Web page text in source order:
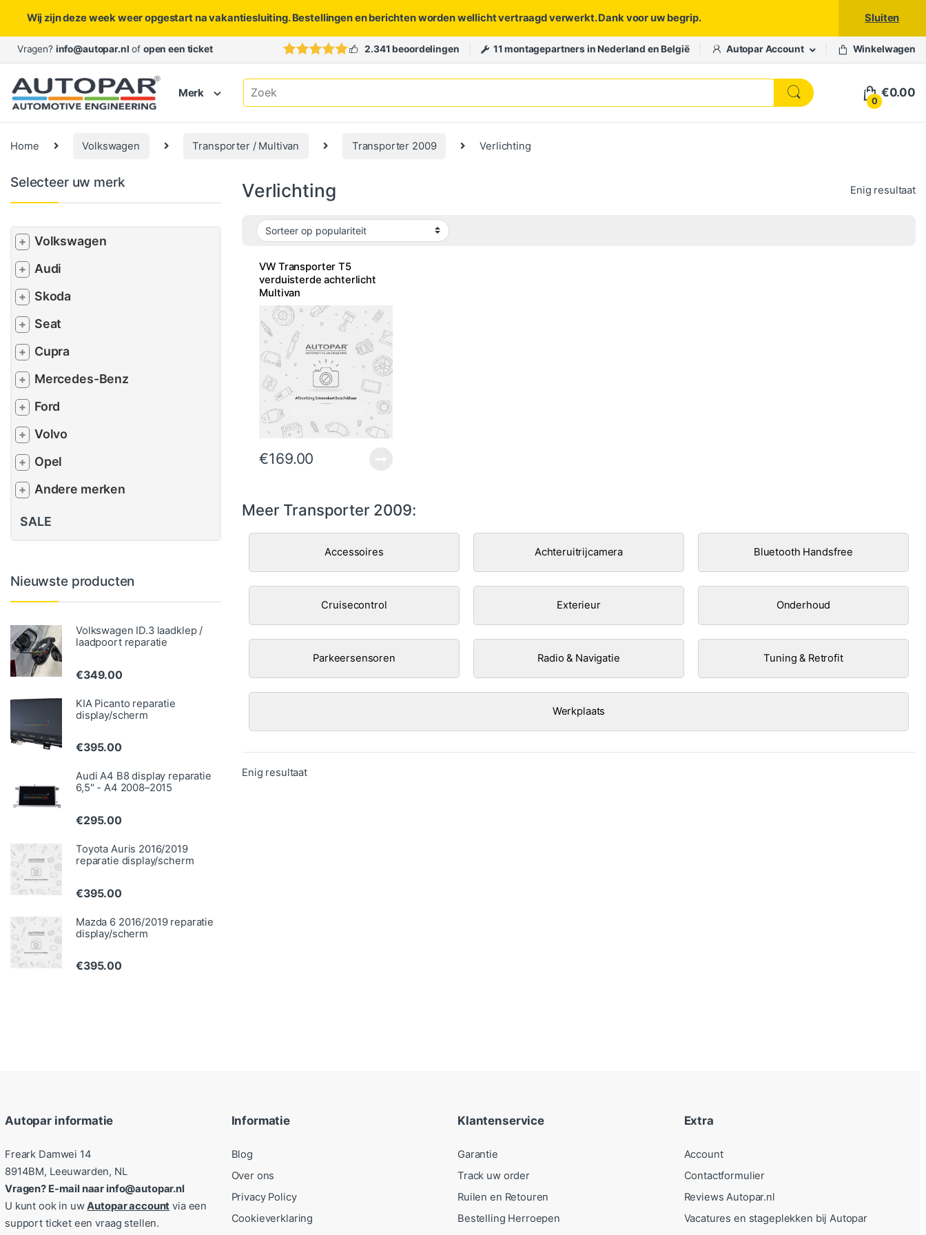
Wij zijn deze week weer opgestart na vakantiesluiting. Bestellingen en berichten worden wellicht vertraagd verwerkt. Dank voor uw begrip. Sluiten
Skip to navigation
Skip to content
Vragen? info@autopar.nl of open een ticket 2.341 beoordelingen 11 montagepartners in Nederland en België Autopar Account Winkelwagen
Merk
Search for:
0
€0.00
Home Volkswagen Transporter / Multivan Transporter 2009 Verlichting
Verlichting Enig resultaat
VW Transporter T5
verduisterde achterlicht
Multivan
€169.00
Meer Transporter 2009:
Accessoires Achteruitrijcamera Bluetooth Handsfree
Cruisecontrol Exterieur Onderhoud
Parkeersensoren Radio & Navigatie Tuning & Retrofit
Werkplaats
Enig resultaat
Selecteer uw merk
+ Volkswagen
+ Audi
+ Skoda
+ Seat
+ Cupra
+ Mercedes-Benz
+ Ford
+ Volvo
+ Opel
+ Andere merken
SALE
Nieuwste producten
Volkswagen ID.3 laadklep /
laadpoort reparatie
€349.00
KIA Picanto reparatie
display/scherm
€395.00
Audi A4 B8 display reparatie
6,5" - A4 2008–2015
€295.00
Toyota Auris 2016/2019
reparatie display/scherm
€395.00
Mazda 6 2016/2019 reparatie
display/scherm
€395.00
Autopar informatie
Freark Damwei 14
8914BM, Leeuwarden, NL
Vragen? E-mail naar info@autopar.nl
U kunt ook in uwAutopar account via een
support ticket een vraag stellen.
Informatie
Blog
Over ons
Privacy Policy
Cookieverklaring
Klantenservice
Garantie
Track uw order
Ruilen en Retouren
Bestelling Herroepen
Extra
Account
Contactformulier
Reviews Autopar.nl
Vacatures en stageplekken bij Autopar